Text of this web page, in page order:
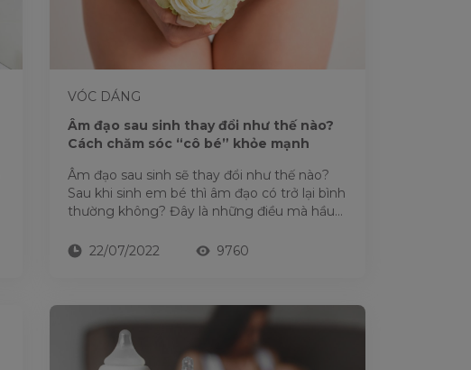
VÓC DÁNG
Âm đạo sau sinh thay đổi như thế nào?
Cách chăm sóc “cô bé” khỏe mạnh
Âm đạo sau sinh sẽ thay đổi như thế nào?
Sau khi sinh em bé thì âm đạo có trở lại bình
thường không? Đây là những điều mà hầu
22/07/2022
9760